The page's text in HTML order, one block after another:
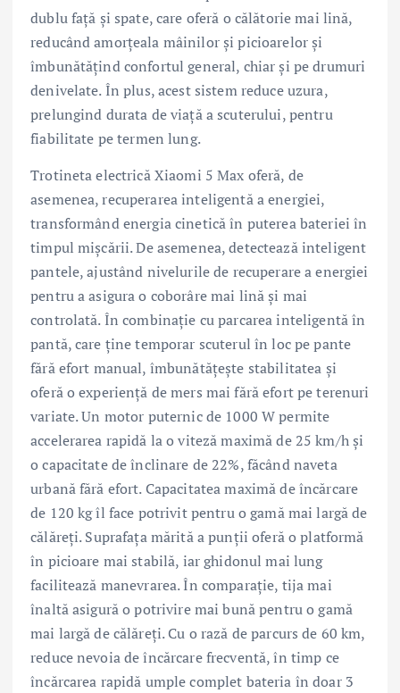
dublu față și spate, care oferă o călătorie mai lină,
reducând amorțeala mâinilor și picioarelor și
îmbunătățind confortul general, chiar și pe drumuri
denivelate. În plus, acest sistem reduce uzura,
prelungind durata de viață a scuterului, pentru
fiabilitate pe termen lung.
Trotineta electrică Xiaomi 5 Max oferă, de
asemenea, recuperarea inteligentă a energiei,
transformând energia cinetică în puterea bateriei în
timpul mișcării. De asemenea, detectează inteligent
pantele, ajustând nivelurile de recuperare a energiei
pentru a asigura o coborâre mai lină și mai
controlată. În combinație cu parcarea inteligentă în
pantă, care ține temporar scuterul în loc pe pante
fără efort manual, îmbunătățește stabilitatea și
oferă o experiență de mers mai fără efort pe terenuri
variate. Un motor puternic de 1000 W permite
accelerarea rapidă la o viteză maximă de 25 km/h și
o capacitate de înclinare de 22%, făcând naveta
urbană fără efort. Capacitatea maximă de încărcare
de 120 kg îl face potrivit pentru o gamă mai largă de
călăreți. Suprafața mărită a punții oferă o platformă
în picioare mai stabilă, iar ghidonul mai lung
facilitează manevrarea. În comparație, tija mai
înaltă asigură o potrivire mai bună pentru o gamă
mai largă de călăreți. Cu o rază de parcurs de 60 km,
reduce nevoia de încărcare frecventă, în timp ce
încărcarea rapidă umple complet bateria în doar 3